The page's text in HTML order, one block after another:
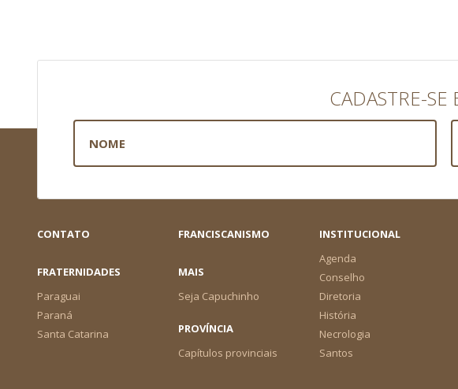
CADASTRE-SE
CONTATO FRANCISCANISMO
INSTITUCIONAL
Agenda
Conselho
Diretoria
História
Necrologia
Santos
FRATERNIDADES
Paraguai
Paraná
Santa Catarina
MAIS
Seja Capuchinho
PROVÍNCIA
Capítulos provinciais